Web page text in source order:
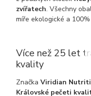
zvířatech. Všechny
míře ekologické a
Více než 25 let
kvality
ZnačkaViridian
Královské pečeti